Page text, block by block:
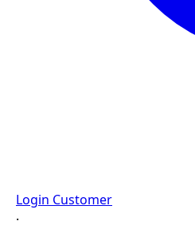
Login Customer
·